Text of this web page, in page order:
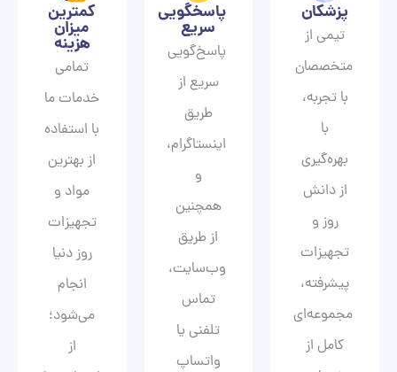
پزشکان
تیمی از
متخصصان
با تجربه،
با
بهره‌گیری
از دانش
روز و
تجهیزات
پیشرفته،
مجموعه‌ای
کامل از
پاسخگویی
سریع
پاسخ‌گویی
سریع از
طریق
اینستاگرام،
و
همچنین
از طریق
وب‌سایت،
تماس
تلفنی یا
واتساپ
کمترین
میزان
هزینه
تمامی
خدمات ما
با استفاده
از بهترین
مواد و
تجهیزات
روز دنیا
انجام
می‌شود؛
از